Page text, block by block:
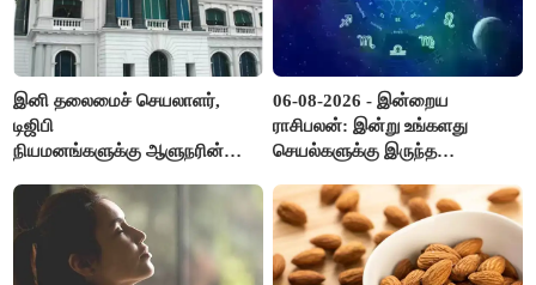
இனி தலைமைச் செயலாளர்,
டிஜிபி
நியமனங்களுக்கு ஆளுநரின்
தமிழ்நாடு அரசு அதிரடி..!
06-08-2026 - இன்றைய
ராசிபலன்: இன்று உங்களது
செயல்களுக்கு இருந்த
எதிர்பார்த்த உதவிகள் கிடைக்கும்.
பணவரத்து கூடும்..!